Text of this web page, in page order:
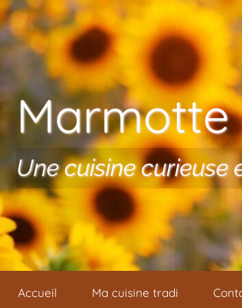
Aller au contenu
Marmotte
Une cuisine curieuse
Accueil Ma cuisine tradi